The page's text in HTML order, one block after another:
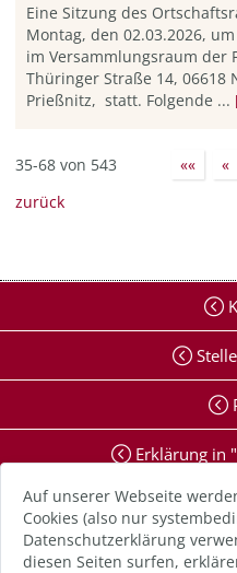
Auf unserer Webseite
Cookies (also nur
Datenschutzerklärung
diesen Seiten surfen,
Eine Sitzung des
Montag, den 02.03.2026,
im Versammlungsraum der
Thüringer Straße 14, 06618
Prießnitz, statt. Folgende ...
35-68 von 543 «« «
zurück
Erklärung in
Erklärung
Digitale